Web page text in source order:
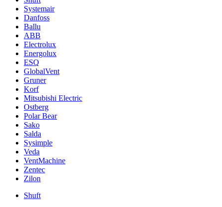
Systemair
Danfoss
Ballu
ABB
Electrolux
Energolux
ESQ
GlobalVent
Gruner
Korf
Mitsubishi Electric
Ostberg
Polar Bear
Sako
Salda
Sysimple
Veda
VentMachine
Zentec
Zilon
Shuft